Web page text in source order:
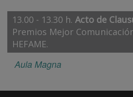
13.00 - 13.30 h. Acto de
Premios Mejor
HEFAME.
Aula Magna